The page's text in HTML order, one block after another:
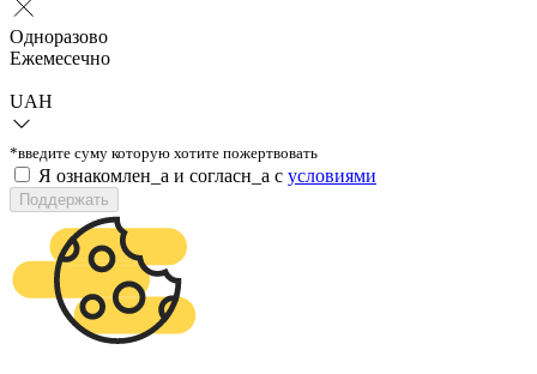
Одноразово
Ежемесечно
UAH
*введите суму которую хотите пожертвовать
Я ознакомлен_а и согласн_а c условиями
Поддержать